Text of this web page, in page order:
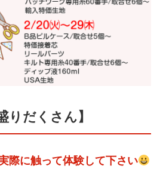
りだくさん】
際に触って体験して下さい